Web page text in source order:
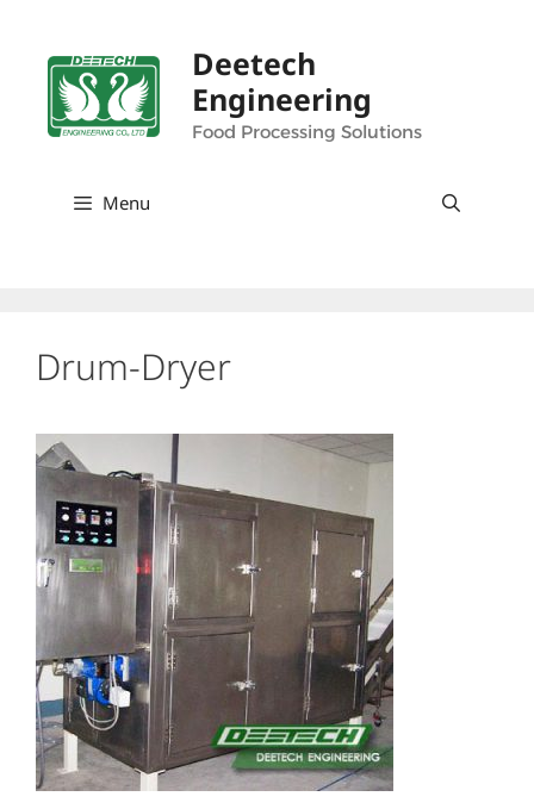
content
Deetech
Engineering
Food Processing Solutions
Menu
Drum-Dryer